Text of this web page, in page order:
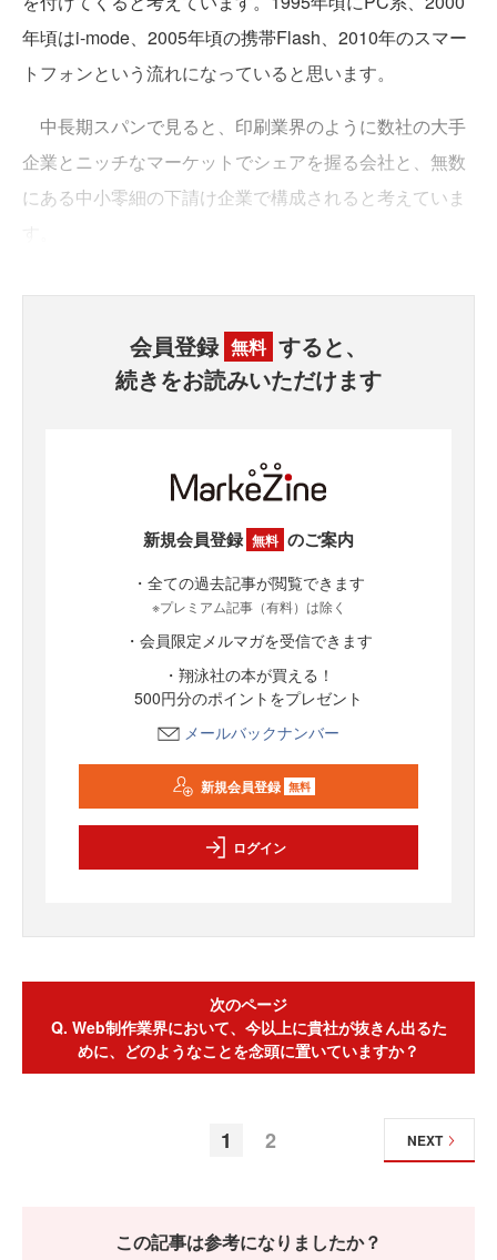
年頃はi-mode、2005年頃の携帯Flash、2010年のスマー
トフォンという流れになっていると思います。
中長期スパンで見ると、印刷業界のように数社の大手
企業とニッチなマーケットでシェアを握る会社と、無数
にある中小零細の下請け企業で構成されると考えていま
会員登録 無料 すると、
続きをお読みいただけます
新規会員登録 無料 のご案内
・全ての過去記事が閲覧できます
※プレミアム記事（有料）は除く
・会員限定メルマガを受信できます
・翔泳社の本が買える！
500円分のポイントをプレゼント
メールバックナンバー
新規会員登録 無料
ログイン
次のページ
Q. Web制作業界において、今以上に貴社が抜きん出るた
めに、どのようなことを念頭に置いていますか？
1 2 NEXT
この記事は参考になりましたか？